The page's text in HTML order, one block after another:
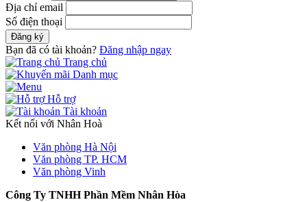
Địa chỉ email
Số điện thoại
Đăng ký
Bạn đã có tài khoản? Đăng nhập ngay
Trang chủ
Danh mục
Hỗ trợ
Tài khoản
Kết nối với Nhân Hoà
Văn phòng Hà Nội
Văn phòng TP. HCM
Văn phòng Vinh
Công Ty TNHH Phần Mềm Nhân Hòa